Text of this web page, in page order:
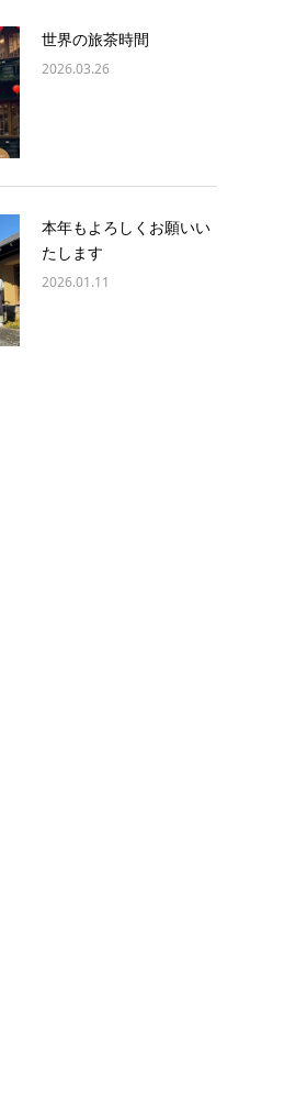
世界の旅茶時間
2026.03.26
本年もよろしくお願いい
たします
2026.01.11